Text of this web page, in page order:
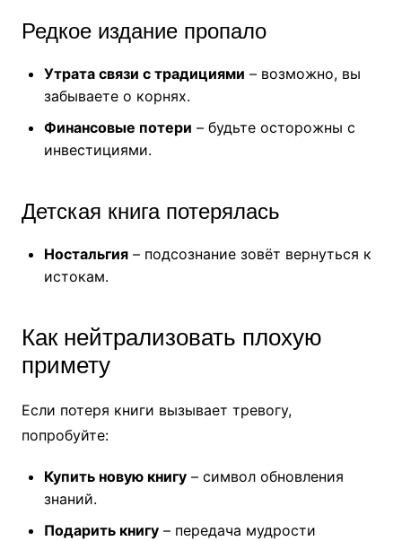
Редкое издание пропало
Утрата связи с традициями – возможно, вы
забываете о корнях.
Финансовые потери – будьте осторожны с
инвестициями.
Детская книга потерялась
Ностальгия– подсознание зовёт вернуться к
истокам.
Как нейтрализовать плохую
примету
Если потеря книги вызывает тревогу,
попробуйте:
Купить новую книгу– символ обновления
знаний.
Подарить книгу– передача мудрости